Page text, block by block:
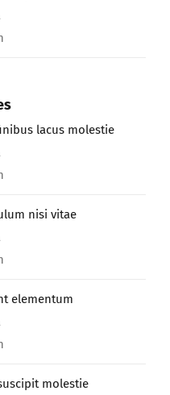
lacus molestie
nisi vitae
elementum
molestie